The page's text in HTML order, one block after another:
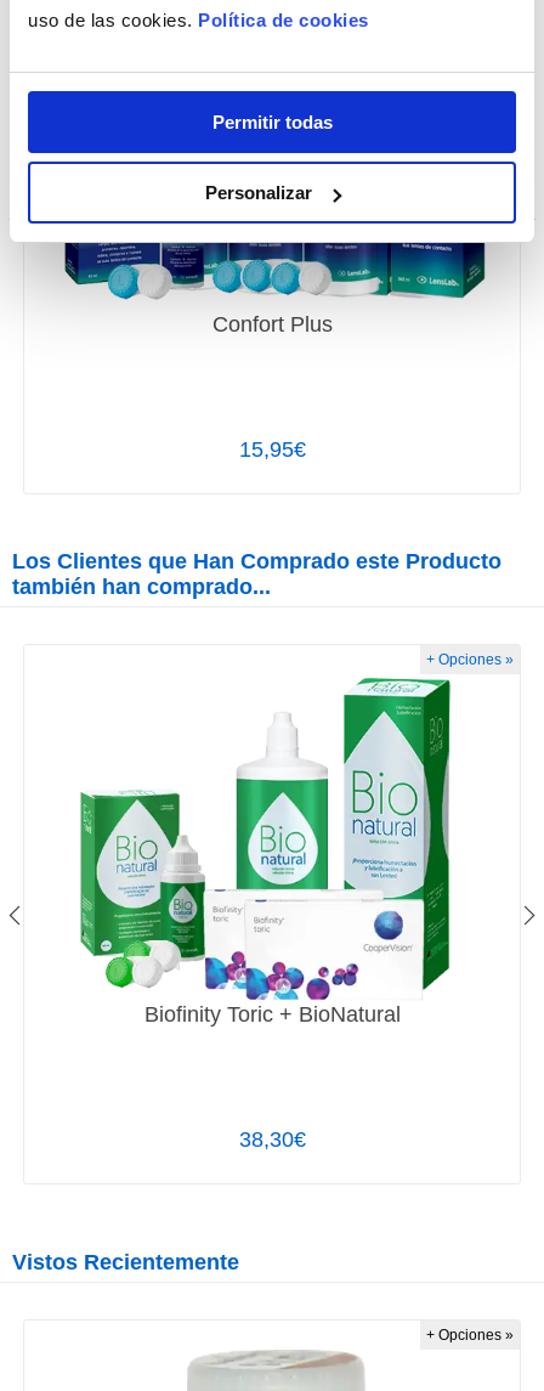
uso de las cookies. Política de cookies
Permitir todas
Personalizar
Confort Plus
15,95€
Los Clientes que Han Comprado este Producto
también han comprado...
Biofinity Toric + BioNatural
38,30€
+ Opciones »
Vistos Recientemente
+ Opciones »